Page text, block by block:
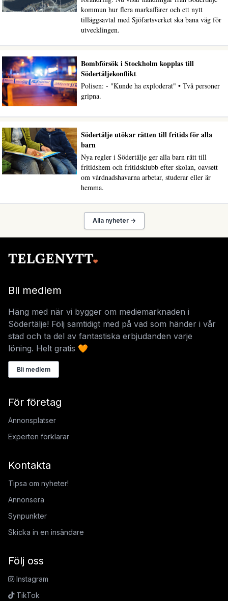
kommun hur flera markaffärer och ett nytt
tilläggsavtal med Sjöfartsverket ska bana väg för
utvecklingen.
Bombförsök i Stockholm kopplas till
Södertäljekonflikt
Polisen: - "Kunde ha exploderat" • Två personer
gripna.
Södertälje utökar rätten till fritids för alla
barn
Nya regler i Södertälje ger alla barn rätt till
fritidshem och fritidsklubb efter skolan, oavsett
om vårdnadshavarna arbetar, studerar eller är
hemma.
Alla nyheter →
Bli medlem
Häng med när vi bygger om mediemarknaden i
Södertälje! Följ samtidigt med på vad som händer i vår
stad och ta del av fantastiska erbjudanden varje
löning. Helt gratis 🧡
Bli medlem
För företag
Annonsplatser
Experten förklarar
Kontakta
Tipsa om nyheter!
Annonsera
Synpunkter
Skicka in en insändare
Följ oss
Instagram
TikTok